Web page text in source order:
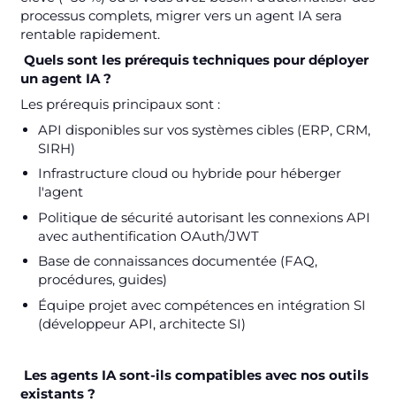
processus complets, migrer vers un agent IA sera
rentable rapidement.
Quels sont les prérequis techniques pour déployer
un agent IA ?
Les prérequis principaux sont :
API disponibles sur vos systèmes cibles (ERP, CRM,
SIRH)
Infrastructure cloud ou hybride pour héberger
l'agent
Politique de sécurité autorisant les connexions API
avec authentification OAuth/JWT
Base de connaissances documentée (FAQ,
procédures, guides)
Équipe projet avec compétences en intégration SI
(développeur API, architecte SI)
Les agents IA sont-ils compatibles avec nos outils
existants ?